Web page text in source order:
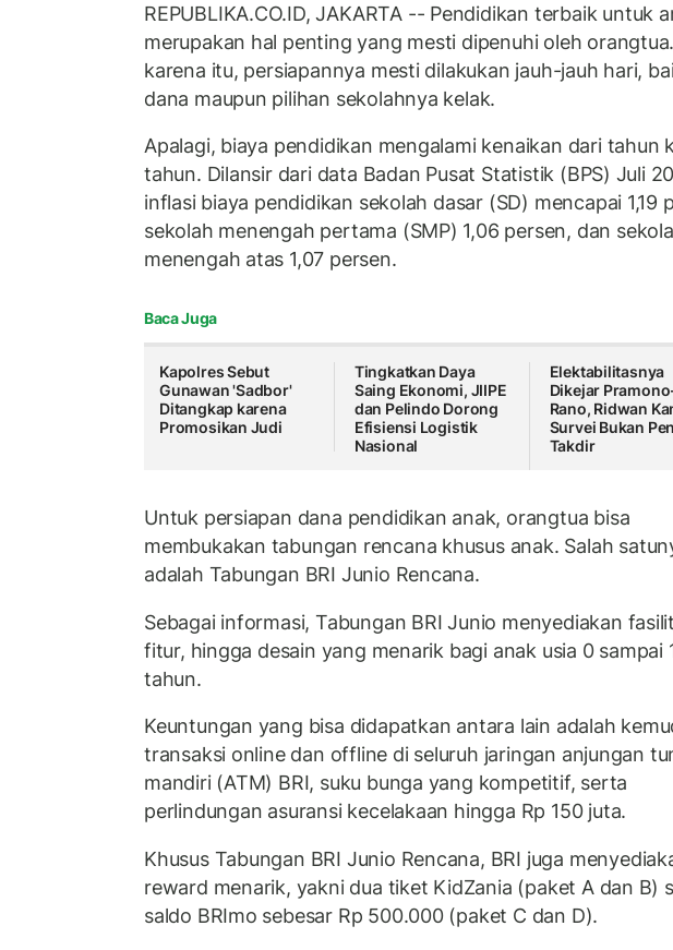
REPUBLIKA.CO.ID, JAKARTA -- Pendidikan terbaik untuk
merupakan hal penting yang mesti dipenuhi oleh
karena itu, persiapannya mesti dilakukan jauh-jauh hari,
dana maupun pilihan sekolahnya kelak.
Apalagi, biaya pendidikan mengalami kenaikan dari tahun
tahun. Dilansir dari data Badan Pusat Statistik (BPS) Juli
inflasi biaya pendidikan sekolah dasar (SD) mencapai 1,19
sekolah menengah pertama (SMP) 1,06 persen, dan
menengah atas 1,07 persen.
Baca Juga
Kapolres Sebut
Gunawan 'Sadbor'
Ditangkap karena
Promosikan Judi
Tingkatkan Daya
Saing Ekonomi, JIIPE
dan Pelindo Dorong
Efisiensi Logistik
Nasional
Elektabilitasnya
Dikejar
Rano, Ridwan
Survei Bukan
Takdir
Untuk persiapan dana pendidikan anak, orangtua bisa
membukakan tabungan rencana khusus anak. Salah
adalah Tabungan BRI Junio Rencana.
Sebagai informasi, Tabungan BRI Junio menyediakan
fitur, hingga desain yang menarik bagi anak usia 0 sampai
tahun.
Keuntungan yang bisa didapatkan antara lain adalah
transaksi online dan offline di seluruh jaringan anjungan
mandiri (ATM) BRI, suku bunga yang kompetitif, serta
perlindungan asuransi kecelakaan hingga Rp 150 juta.
Khusus Tabungan BRI Junio Rencana, BRI juga
reward menarik, yakni dua tiket KidZania (paket A dan B)
saldo BRImo sebesar Rp 500.000 (paket C dan D).